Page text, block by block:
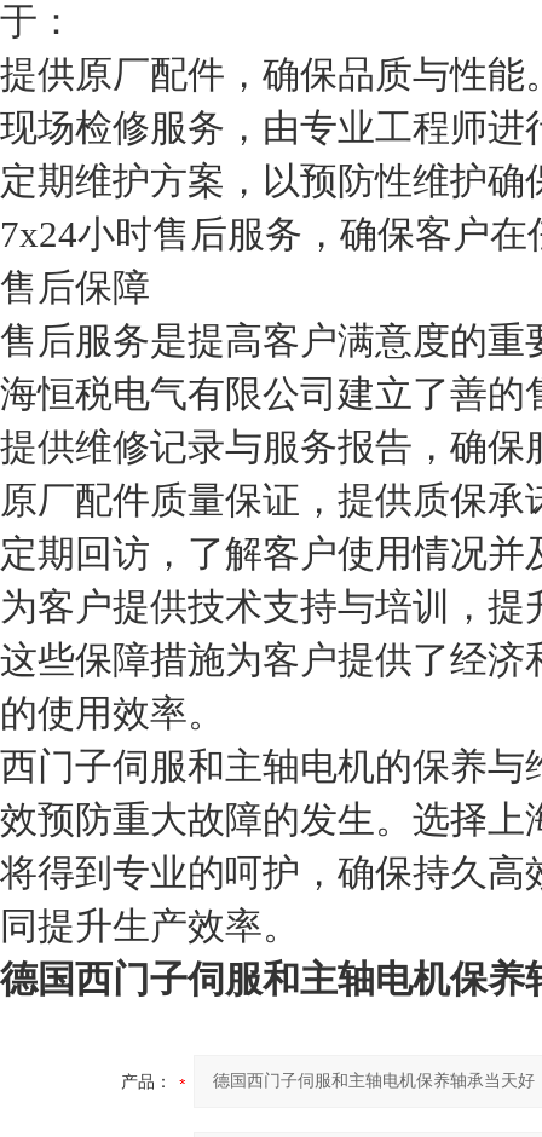
于：
提供原厂配件，确保品质与性能
现场检修服务，由专业工程师进
定期维护方案，以预防性维护确
7x24小时售后服务，确保客户
售后保障
售后服务是提高客户满意度的
海恒税电气有限公司建立了善的
提供维修记录与服务报告，确保
原厂配件质量保证，提供质保承
定期回访，了解客户使用情况并
为客户提供技术支持与培训，提
这些保障措施为客户提供了经
的使用效率。
西门子伺服和主轴电机的保养
效预防重大故障的发生。选择
将得到专业的呵护，确保持久
同提升生产效率。
德国西门子伺服和主轴电机保养
产品：